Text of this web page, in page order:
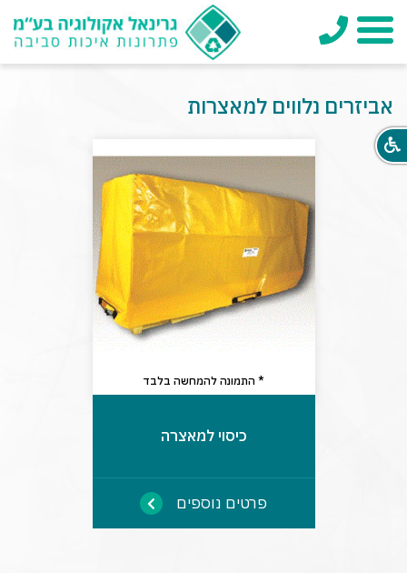
תפריט
אביזרים נלווים למאצרות
* התמונה להמחשה בלבד
כיסוי למאצרה
פרטים נוספים